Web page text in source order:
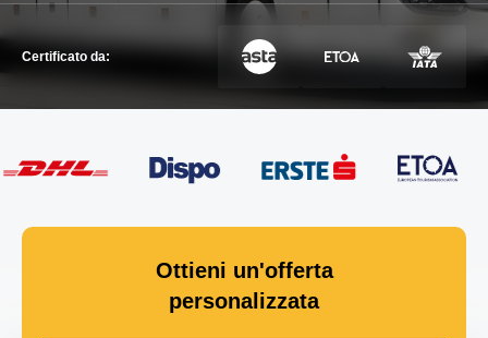
Certificato da:
Ottieni un'offerta
personalizzata